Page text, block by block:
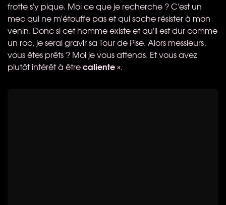
frotte s'y pique. Moi ce que je recherche ? C'est un
mec qui ne m'étouffe pas et qui sache résister à mon
venin. Donc si cet homme existe et qu'il est dur comme
un roc, je serai gravir sa Tour de Pise. Alors messieurs,
vous êtes prêts ? Moi je vous attends. Et vous avez
plutôt intérêt à êtrecaliente».